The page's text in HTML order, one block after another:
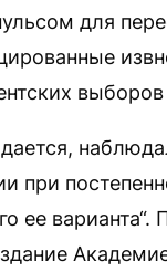
для
выборов
при
ее